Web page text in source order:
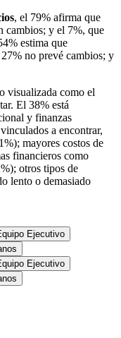
, el 79% afirma que
cambios; y el 7%, que
estima que
no prevé cambios; y
visualizada como el
El 38% está
y finanzas
a encontrar,
mayores costos de
financieros como
otros tipos de
lento o demasiado
Ejecutivo
Ejecutivo